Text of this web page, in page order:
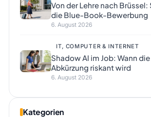
Von der Lehre nach
die Blue-Book-Bewerbung
6. August 2026
IT, COMPUTER & INTERNET
Shadow AI im Job: Wann
Abkürzung riskant wird
6. August 2026
Kategorien